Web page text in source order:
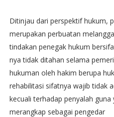
Ditinjau dari perspektif hukum,
merupakan perbuatan
tindakan penegak hukum
nya tidak ditahan selama
hukuman oleh hakim berupa
rehabilitasi sifatnya wajib tidak
kecuali terhadap penyalah guna
merangkap sebagai pengedar